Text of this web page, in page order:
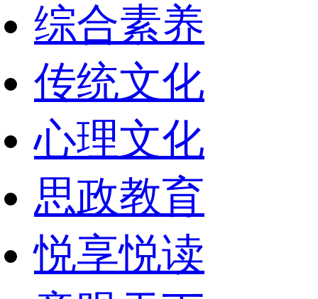
综合素养
传统文化
心理文化
思政教育
悦享悦读